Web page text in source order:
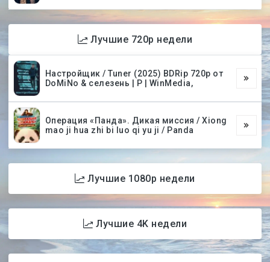
Лучшие 720p недели
Настройщик / Tuner (2025) BDRip 720p от
DoMiNo & селезень | P | WinMedia,
Операция «Панда». Дикая миссия / Xiong
mao ji hua zhi bi luo qi yu ji / Panda
Лучшие 1080p недели
Лучшие 4K недели